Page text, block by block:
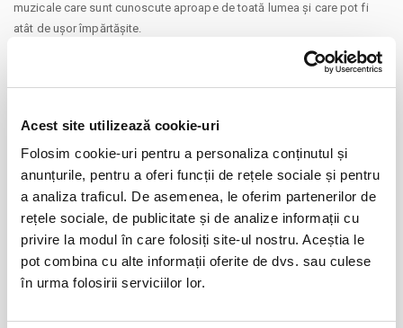
Acest site utilizează cookie-uri
Folosim cookie-uri pentru a personaliza conținutul și
anunțurile, pentru a oferi funcții de rețele sociale și pentru
a analiza traficul. De asemenea, le oferim partenerilor de
rețele sociale, de publicitate și de analize informații cu
privire la modul în care folosiți site-ul nostru. Aceștia le
pot combina cu alte informații oferite de dvs. sau culese
în urma folosirii serviciilor lor.
muzicale care sunt cunoscute aproape de toată lumea și care pot fi
atât de ușor împărtășite.
Trupa invită publicul la un concert nostalgic, dar energic, în care
melodiile cunoscute prind din nou viață. Muzicienii din spatele
proiectului au fost uniți de dragostea și respectul lor pentru cântecele
spiritul cântecelor originale și oferă
spațiu spontaneității muzicii live.
Membrii trupei:
Opra Monica – voce
Helga Kreiter – voce
Kálmán Makkai – chitară, voce
Zakariás Pál – clape (sintetizator)
János Kertész – clape (pian)
CONTINUARE
Distribuie aceasta pagina